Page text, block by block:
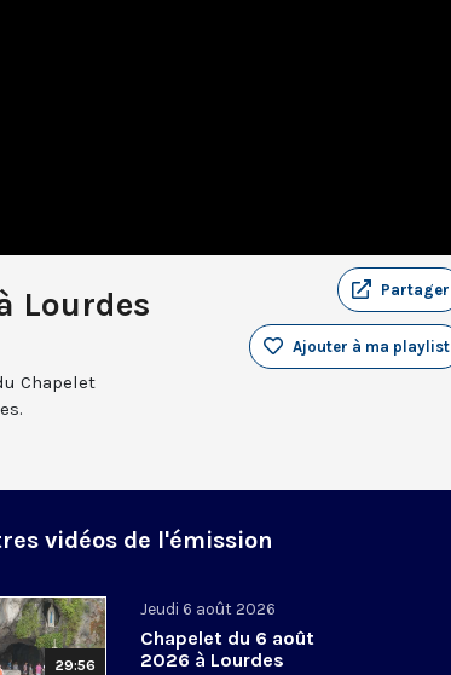
Lourdes Partager
Ajouter à ma playlist
Chapelet
vidéos de l'émission
29:56
Jeudi 6 août 2026
Chapelet du 6 août
2026 à Lourdes